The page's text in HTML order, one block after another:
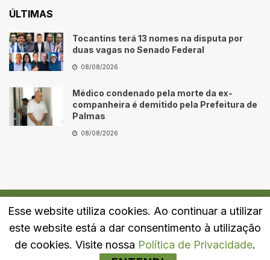
ÚLTIMAS
Tocantins terá 13 nomes na disputa por
duas vagas no Senado Federal
08/08/2026
Médico condenado pela morte da ex-
companheira é demitido pela Prefeitura de
Palmas
08/08/2026
Quem Somos Fale Conosco Política de Privacidade
Esse website utiliza cookies. Ao continuar a utilizar
este website está a dar consentimento à utilização
de cookies. Visite nossa Política de Privacidade.